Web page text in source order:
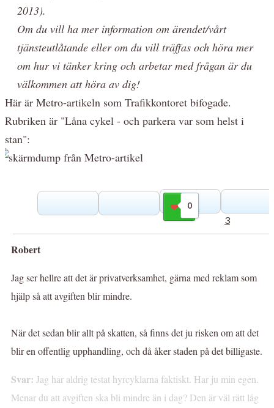
2013).
Om du vill ha mer information om ärendet/vårt
tjänsteutlåtande eller om du vill träffas och höra mer
om hur vi tänker kring och arbetar med frågan är du
välkommen att höra av dig!
Här är Metro-artikeln som Trafikkontoret bifogade.
Rubriken är "Låna cykel - och parkera var som helst i
stan":
0
Gilla
3
Robert
Jag ser hellre att det är privatverksamhet, gärna med reklam som
hjälp så att avgiften blir mindre.
När det sedan blir allt på skatten, så finns det ju risken om att det
blir en offentlig upphandling, och då åker staden på det billigaste.
Svar: Jag har aldrig testat hyrcyklarna faktiskt. Har ju min egen.
Menar du att avgiften ska bli mindre än i dag? Den är väl rätt låg